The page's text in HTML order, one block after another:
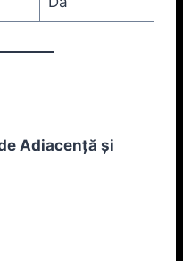
Adiacență și